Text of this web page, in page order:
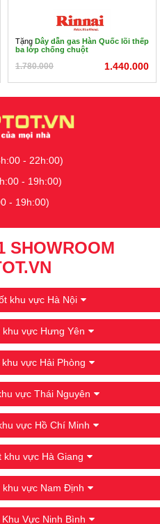
Tặng Dây dẫn gas Hàn Quốc lõi thếp
ba lớp chống chuột
1.780.000 1.440.000
- 22h:00)
- 19h:00)
- 19h:00)
SHOWROOM
khu vực Hà Nội
vực Hưng Yên
vực Hải Phòng
vực Thái Nguyên
vực Hồ Chí Minh
khu vực Hà Giang
vực Nam Định
Vực Ninh Bình